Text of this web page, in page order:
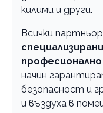
килими и други.
Всички
начин
безопасност и
и въздуха в